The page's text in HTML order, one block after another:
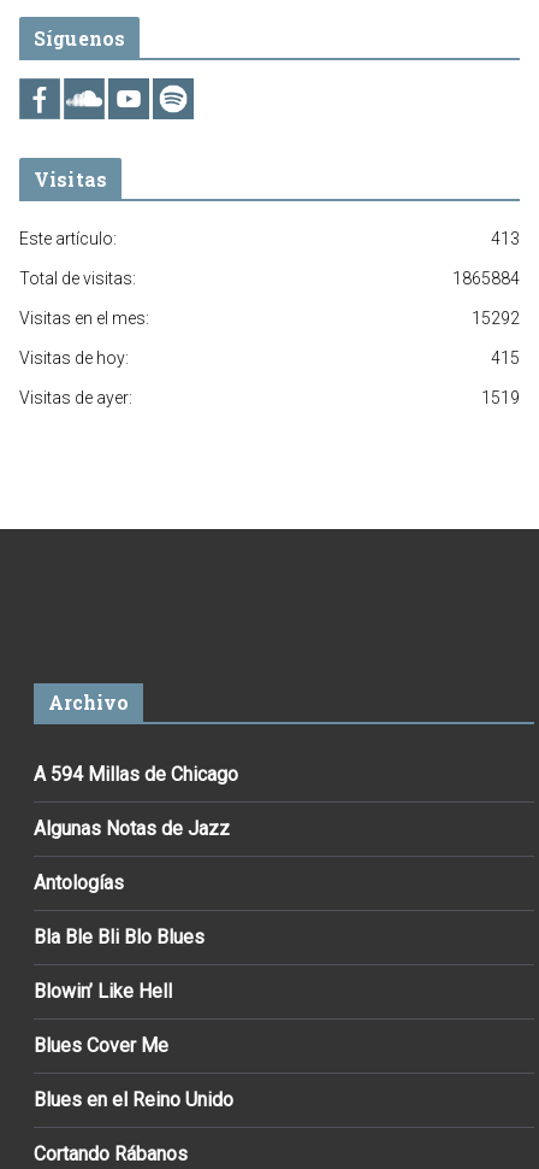
Síguenos
Visitas
413
Este artículo:
1865884
Total de visitas:
15292
Visitas en el mes:
415
Visitas de hoy:
1519
Visitas de ayer:
Archivo
A 594 Millas de Chicago
Algunas Notas de Jazz
Antologías
Bla Ble Bli Blo Blues
Blowin’ Like Hell
Blues Cover Me
Blues en el Reino Unido
Cortando Rábanos